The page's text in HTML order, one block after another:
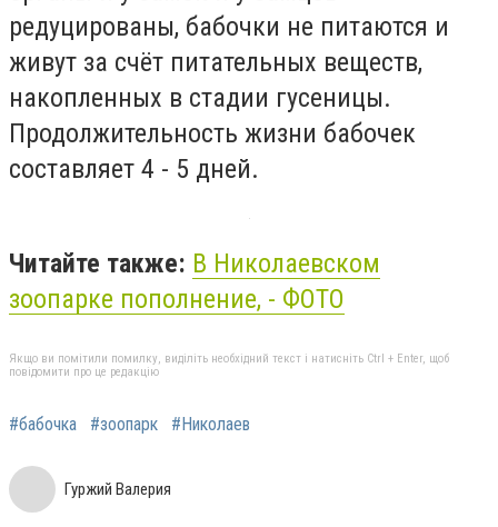
редуцированы, бабочки не питаются и
живут за счёт питательных веществ,
накопленных в стадии гусеницы.
Продолжительность жизни бабочек
составляет 4 - 5 дней.
Читайте также: В Николаевском
зоопарке пополнение, - ФОТО
Якщо ви помітили помилку, виділіть необхідний текст і натисніть Ctrl + Enter, щоб
повідомити про це редакцію
#бабочка #зоопарк #Николаев
Гуржий Валерия